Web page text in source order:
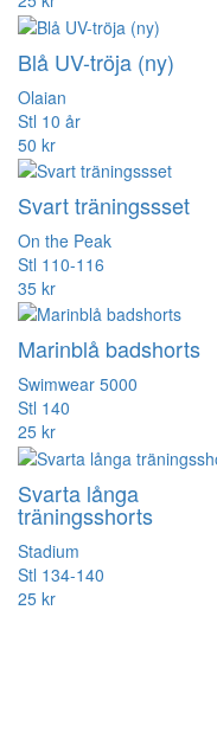
Blå UV-tröja (ny)
Olaian
Stl 10 år
50 kr
Svart träningssset
On the Peak
Stl 110-116
35 kr
Marinblå badshorts
Swimwear 5000
Stl 140
25 kr
Svarta långa
träningsshorts
Stadium
Stl 134-140
25 kr